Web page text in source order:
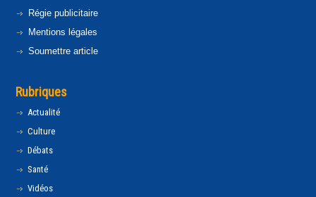
Régie publicitaire
Mentions légales
Soumettre article
Rubriques
Actualité
Culture
Débats
Santé
Vidéos